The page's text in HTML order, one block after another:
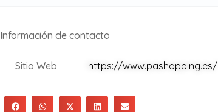
Información de contacto
Sitio Web https://www.pashopping.es/